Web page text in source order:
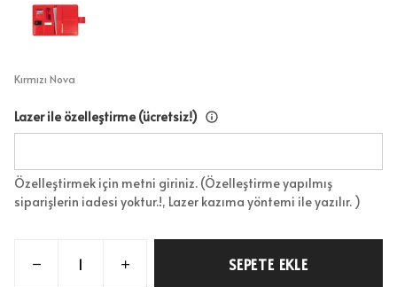
Kırmızı Nova
Lazer ile özelleştirme (ücretsiz!)
Özelleştirmek için metni giriniz. (Özelleştirme yapılmış
siparişlerin iadesi yoktur.!, Lazer kazıma yöntemi ile yazılır. )
SEPETE EKLE